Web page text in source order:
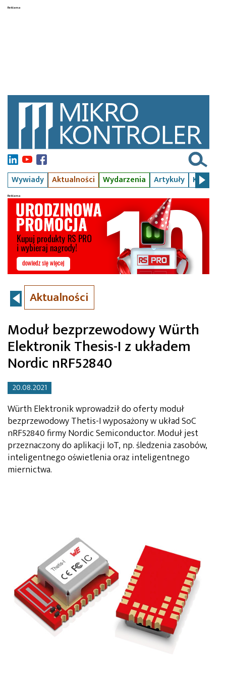
Wywiady Aktualności Wydarzenia Artykuły Kursy
Aktualności
Moduł bezprzewodowy Würth
Elektronik Thesis-I z układem
Nordic nRF52840
20.08.2021
Würth Elektronik wprowadził do oferty moduł
bezprzewodowy Thetis-I wyposażony w układ SoC
nRF52840 firmy Nordic Semiconductor. Moduł jest
przeznaczony do aplikacji IoT, np. śledzenia zasobów,
inteligentnego oświetlenia oraz inteligentnego
miernictwa.